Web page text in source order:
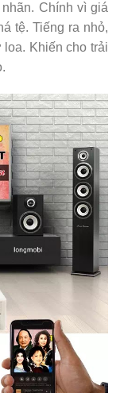
Chính vì giá
tệ. Tiếng ra nhỏ,
Khiến cho trải